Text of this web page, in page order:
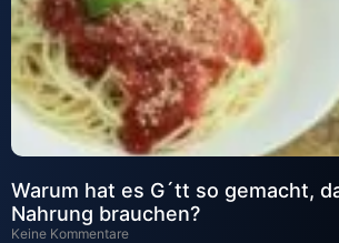
Warum hat es G´tt so gemacht,
Nahrung brauchen?
Keine Kommentare